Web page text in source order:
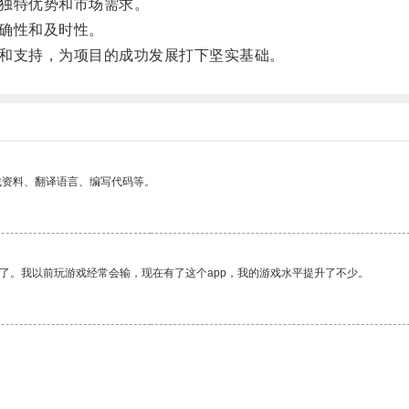
优势和市场需求。
和及时性。
持，为项目的成功发展打下坚实基础。
料、翻译语言、编写代码等。
我以前玩游戏经常会输，现在有了这个app，我的游戏水平提升了不少。